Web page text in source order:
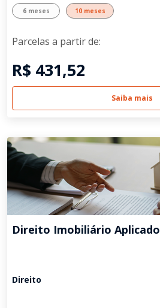
6 meses 10 meses
Parcelas a partir de:
R$ 431,52
Saiba mais
Direito Imobiliário Aplicado
Direito